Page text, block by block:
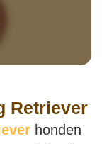
Retriever
honden